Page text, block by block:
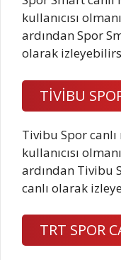
kullanıcısı
ardından Spor
olarak
TİVİBU
Tivibu Spor
kullanıcısı
ardından Tivibu
canlı olarak
TRT SPOR